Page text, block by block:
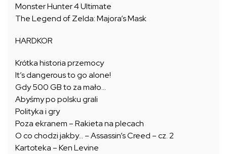
Monster Hunter 4 Ultimate
The Legend of Zelda: Majora’s Mask
HARDKOR
Krótka historia przemocy
It’s dangerous to go alone!
Gdy 500 GB to za mało…
Abyśmy po polsku grali
Polityka i gry
Poza ekranem – Rakieta na plecach
O co chodzi jakby… – Assassin’s Creed – cz. 2
Kartoteka – Ken Levine